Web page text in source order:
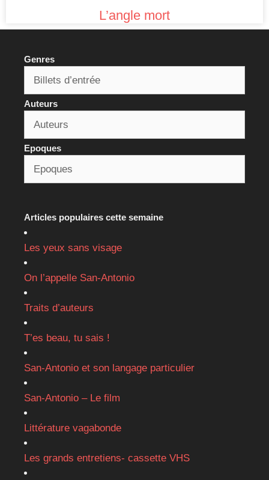
L’angle mort
Genres
Auteurs
Epoques
Articles populaires cette semaine
Les yeux sans visage
On l’appelle San-Antonio
Traits d’auteurs
T’es beau, tu sais !
San-Antonio et son langage particulier
San-Antonio – Le film
Littérature vagabonde
Les grands entretiens- cassette VHS